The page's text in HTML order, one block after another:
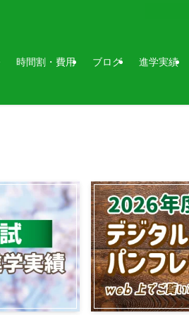
時間割・費用 ブログ 進学実績